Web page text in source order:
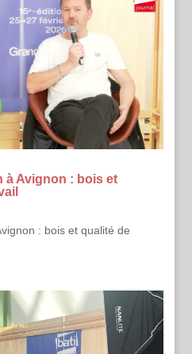
à Avignon : bois et
: bois et qualité de